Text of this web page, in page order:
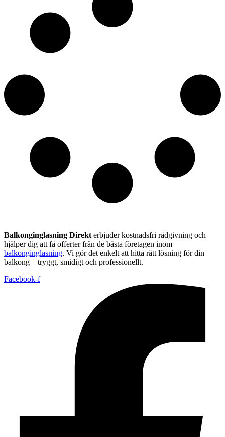
Balkonginglasning Direkterbjuder kostnadsfri rådgivning och
hjälper dig att få offerter från de bästa företagen inom
balkonginglasning. Vi gör det enkelt att hitta rätt lösning för din
balkong – tryggt, smidigt och professionellt.
Facebook-f